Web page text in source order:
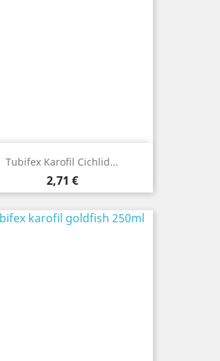
Tubifex Karofil Cichlid...
Cena
2,71 €